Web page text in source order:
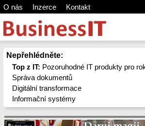
O nás Inzerce Kontakt
Nepřehlédněte:
Top z IT: Pozoruhodné IT produkty pro
Správa dokumentů
Digitální transformace
Informační systémy